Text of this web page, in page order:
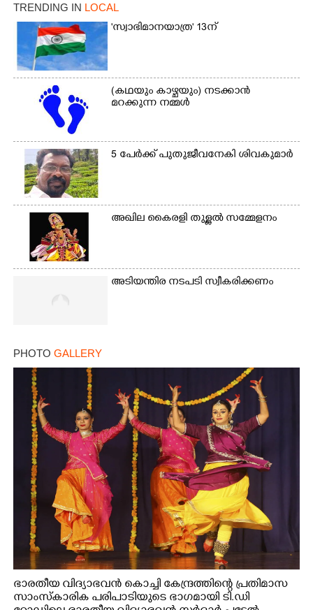
TRENDING IN LOCAL
'സ്വാഭിമാനയാത്ര' 13ന്
(കഥയും കാഴ്ചയും) നടക്കാൻ
മറക്കുന്ന നമ്മൾ
5 പേർക്ക് പുതുജീവനേകി ശിവകുമാർ
അഖില കൈരളി തുള്ളൽ സമ്മേളനം
അടിയന്തിര നടപടി സ്വീകരിക്കണം
PHOTO GALLERY
ഭാരതീയ വിദ്യാഭവൻ കൊച്ചി കേന്ദ്രത്തിന്റെ പ്രതിമാസ
സാംസ്കാരിക പരിപാടിയുടെ ഭാഗമായി ടി.ഡി